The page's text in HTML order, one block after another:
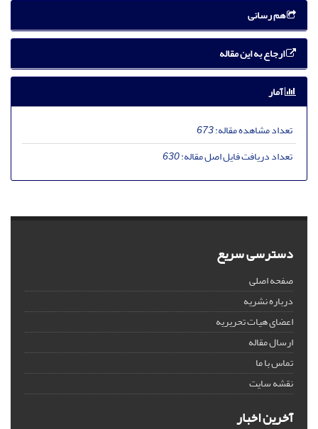
هم رسانی
ارجاع به این مقاله
آمار
تعداد مشاهده مقاله:673
تعداد دریافت فایل اصل مقاله:630
دسترسی سریع
صفحه اصلی
درباره نشریه
اعضای هیات تحریریه
ارسال مقاله
تماس با ما
نقشه سایت
آخرین اخبار